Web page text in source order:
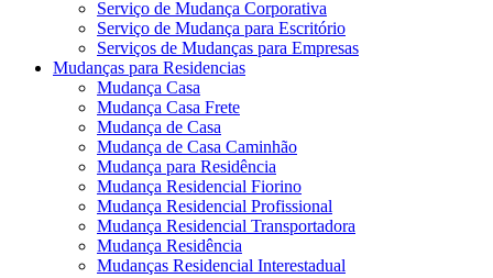
Serviço de Mudança Corporativa
Serviço de Mudança para Escritório
Serviços de Mudanças para Empresas
Mudanças para Residencias
Mudança Casa
Mudança Casa Frete
Mudança de Casa
Mudança de Casa Caminhão
Mudança para Residência
Mudança Residencial Fiorino
Mudança Residencial Profissional
Mudança Residencial Transportadora
Mudança Residência
Mudanças Residencial Interestadual